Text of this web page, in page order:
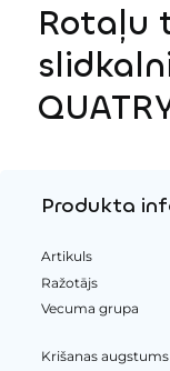
Rotaļu
Produkta
Artikuls
Ražotājs
Vecuma grupa
Krišanas augstums